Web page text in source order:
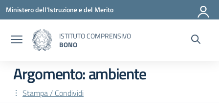
Vai ai contenuti
Vai al menu di navigazione
Vai al footer
Ministero dell'Istruzione e del Merito
ISTITUTO COMPRENSIVO
BONO
Argomento: ambiente
Stampa / Condividi